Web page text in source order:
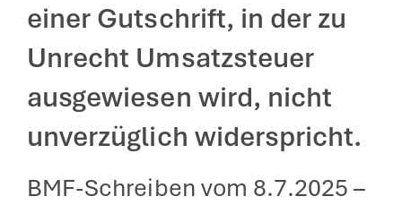
einer Gutschrift, in der zu
Unrecht Umsatzsteuer
ausgewiesen wird, nicht
unverzüglich widerspricht.
BMF-Schreiben vom 8.7.2025 –